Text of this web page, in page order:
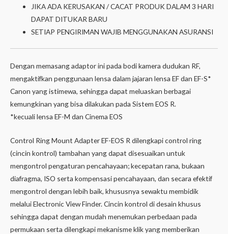
JIKA ADA KERUSAKAN / CACAT PRODUK DALAM 3 HARI
DAPAT DITUKAR BARU
SETIAP PENGIRIMAN WAJIB MENGGUNAKAN ASURANSI
Dengan memasang adaptor ini pada bodi kamera dudukan RF,
mengaktifkan penggunaan lensa dalam jajaran lensa EF dan EF-S*
Canon yang istimewa, sehingga dapat meluaskan berbagai
kemungkinan yang bisa dilakukan pada Sistem EOS R.
*kecuali lensa EF-M dan Cinema EOS
Control Ring Mount Adapter EF-EOS R dilengkapi control ring
(cincin kontrol) tambahan yang dapat disesuaikan untuk
mengontrol pengaturan pencahayaan; kecepatan rana, bukaan
diafragma, ISO serta kompensasi pencahayaan, dan secara efektif
mengontrol dengan lebih baik, khususnya sewaktu membidik
melalui Electronic View Finder. Cincin kontrol di desain khusus
sehingga dapat dengan mudah menemukan perbedaan pada
permukaan serta dilengkapi mekanisme klik yang memberikan